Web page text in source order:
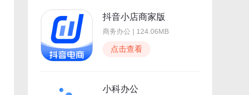
抖音小店商家版
商务办公 | 124.06MB
点击查看
小科办公